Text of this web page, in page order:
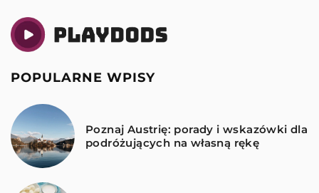
POPULARNE WPISY
Poznaj Austrię: porady i wskazówki dla
podróżujących na własną rękę